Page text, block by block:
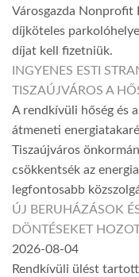
Városgazda
díjköteles
díjat kell fizetniük.
INGYENES ESTI
TISZAÚJVÁROS A
A rendkívüli hőség és
átmeneti
Tiszaújváros
csökkentsék az
legfontosabb
ÚJ BERUHÁZÁSOK
DÖNTÉSEKET
2026-08-04
Rendkívüli ülést